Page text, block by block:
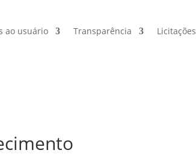
ao usuário Transparência Licitações